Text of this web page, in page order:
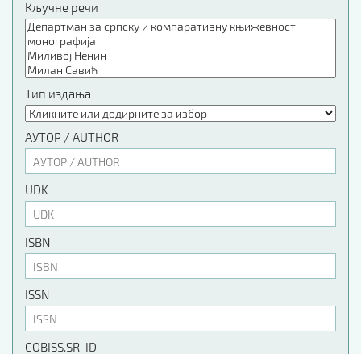
Кључне речи
Тип издања
АУТОР / AUTHOR
UDK
ISBN
ISSN
COBISS.SR-ID